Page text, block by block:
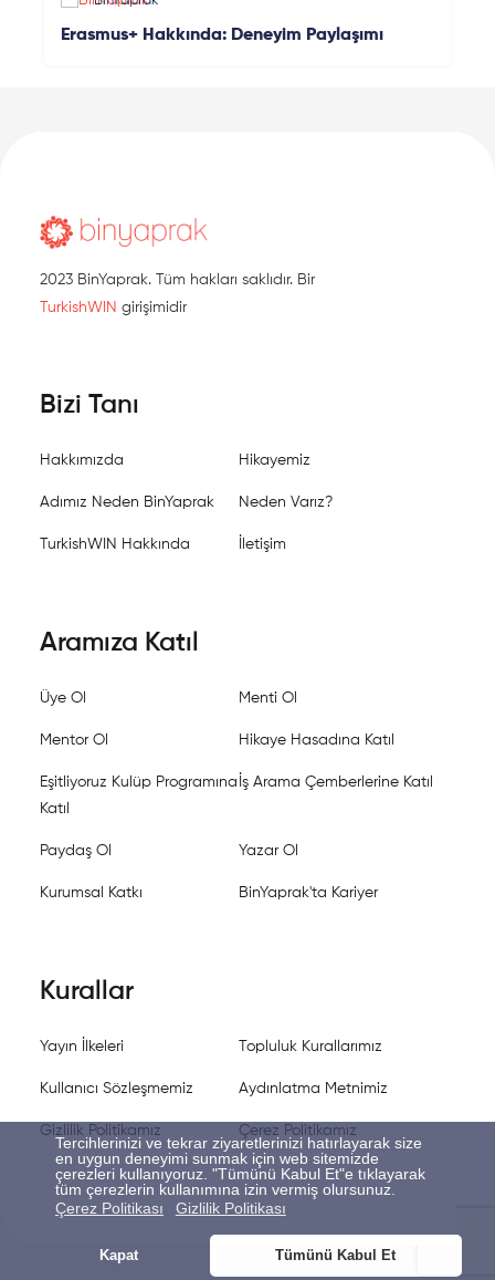
Tercihlerinizi ve tekrar ziyaretlerinizi hatırlayarak size
en uygun deneyimi sunmak için web sitemizde
çerezleri kullanıyoruz. "Tümünü Kabul Et"e tıklayarak
tüm çerezlerin kullanımına izin vermiş olursunuz.
Çerez Politikası
Gizlilik Politikası
Kapat Tümünü Kabul Et
Erasmus+ Hakkında: Deneyim Paylaşımı
2023 BinYaprak. Tüm hakları saklıdır. Bir
TurkishWIN girişimidir
Bizi Tanı
Hakkımızda Hikayemiz
Adımız Neden BinYaprak Neden Varız?
TurkishWIN Hakkında İletişim
Aramıza Katıl
Üye Ol Menti Ol
Mentor Ol Hikaye Hasadına Katıl
Eşitliyoruz Kulüp Programına
Katıl
İş Arama Çemberlerine Katıl
Paydaş Ol Yazar Ol
Kurumsal Katkı BinYaprak'ta Kariyer
Kurallar
Yayın İlkeleri Topluluk Kurallarımız
Kullanıcı Sözleşmemiz Aydınlatma Metnimiz
Gizlilik Politikamız Çerez Politikamız